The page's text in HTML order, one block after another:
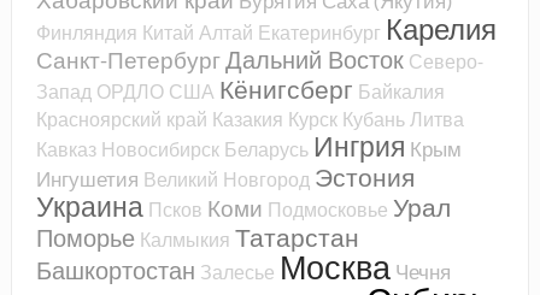
Финляндия Китай Алтай Екатеринбург Карелия
Санкт-ПетербургДальний Восток Северо-
Запад ОРДЛО США Кёнигсберг Байкалия
Красноярский край Казакия Курск КубаньЛитва
Кавказ Новосибирск Беларусь Ингрия Крым
Ингушетия Великий Новгород Эстония
Украина Псков Коми Подмосковье Урал
Поморье Калмыкия Татарстан
Башкортостан Залесье Москва Чечня